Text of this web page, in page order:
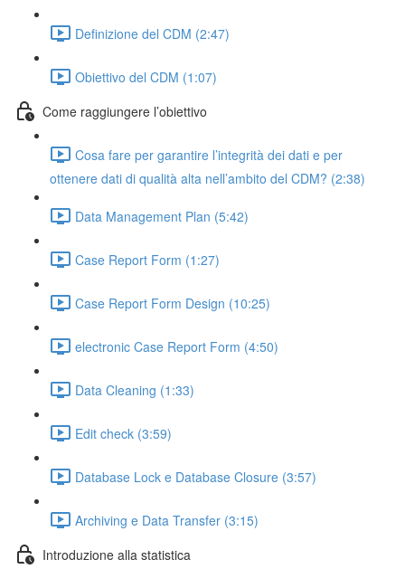
Definizione del CDM (2:47)
Obiettivo del CDM (1:07)
Come raggiungere l’obiettivo
Cosa fare per garantire l’integrità dei dati e per
ottenere dati di qualità alta nell’ambito del CDM? (2:38)
Data Management Plan (5:42)
Case Report Form (1:27)
Case Report Form Design (10:25)
electronic Case Report Form (4:50)
Data Cleaning (1:33)
Edit check (3:59)
Database Lock e Database Closure (3:57)
Archiving e Data Transfer (3:15)
Introduzione alla statistica